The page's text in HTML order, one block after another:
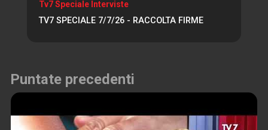
Tv7 Speciale Interviste
TV7 SPECIALE 7/7/26 - RACCOLTA FIRME
Puntate precedenti